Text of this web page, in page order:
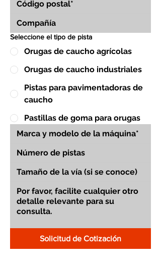
Seleccione el tipo de pista
Orugas de caucho agrícolas
Orugas de caucho industriales
Pistas para pavimentadoras de
caucho
Pastillas de goma para orugas
Solicitud de Cotización